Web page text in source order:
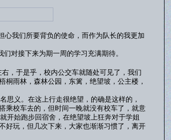
我们所要背负的使命，而作为队长的我更加
对接下来为期一周的学习充满期待。
，于是乎，校内公交车就随处可见了，我们
雨林，森林公园，东篱，绝望坡，公主楼，
义。在这上行走很绝望，的确是这样的，
乘校车去的，但时间一晚就没有校车了，就意
开始跑步回宿舍，在绝望坡上狂奔对于学姐
好玩，但几次下来，大家也渐渐习惯了，离开